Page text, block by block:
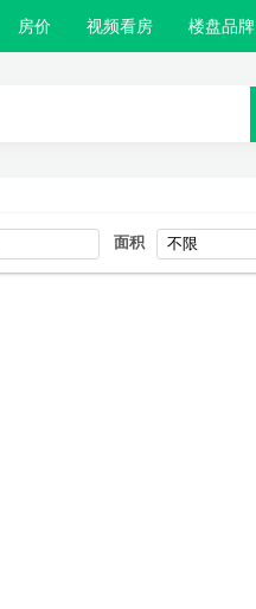
房价 视频看房 楼盘品牌
面积 不限